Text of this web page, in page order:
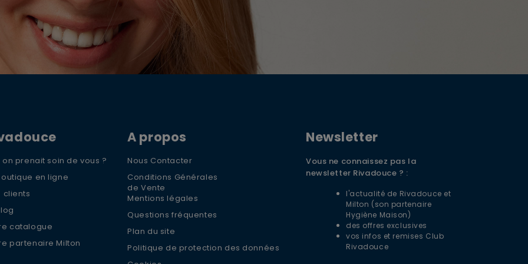
10% DE REMISE + LIVRAISON
Inscrivez-vous à la newsletter Rivadouce pour
recevoir nos conseils d'experts, nos actualités et
S'ABONNER
on prenait soin de vous ?
en ligne
clients
catalogue
partenaire Milton
A propos
Nous Contacter
Conditions Générales
de Vente
Mentions légales
Questions fréquentes
Plan du site
Politique de protection des données
Newsletter
Vous ne connaissez pas la
newsletter Rivadouce ? :
l'actualité de Rivadouce et
Milton (son partenaire
Hygiène Maison)
des offres exclusives
vos infos et remises Club
Rivadouce